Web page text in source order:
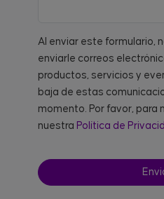
Al enviar este formulario,
enviarle correos
productos, servicios y
baja de estas
momento. Por favor, para
nuestra Política de